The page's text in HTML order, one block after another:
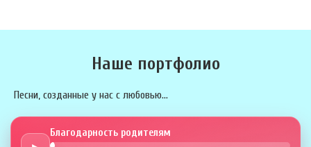
Наше портфолио
Песни, созданные у нас с любовью...
Благодарность родителям